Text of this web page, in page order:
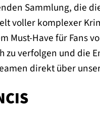
Sammlung, die
voller komplexer
Must-Have für Fans
verfolgen und die
direkt über